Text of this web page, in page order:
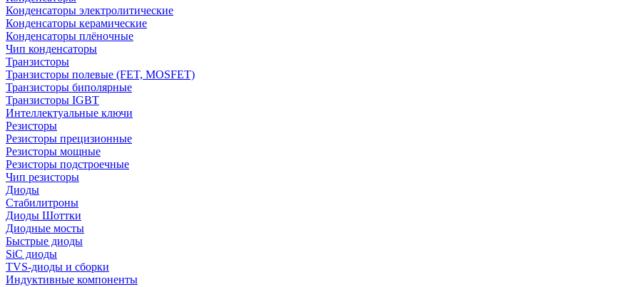
Конденсаторы электролитические
Конденсаторы керамические
Конденсаторы плёночные
Чип конденсаторы
Транзисторы
Транзисторы полевые (FET, MOSFET)
Транзисторы биполярные
Транзисторы IGBT
Интеллектуальные ключи
Резисторы
Резисторы прецизионные
Резисторы мощные
Резисторы подстроечные
Чип резисторы
Диоды
Стабилитроны
Диоды Шоттки
Диодные мосты
Быстрые диоды
SiC диоды
TVS-диоды и сборки
Индуктивные компоненты